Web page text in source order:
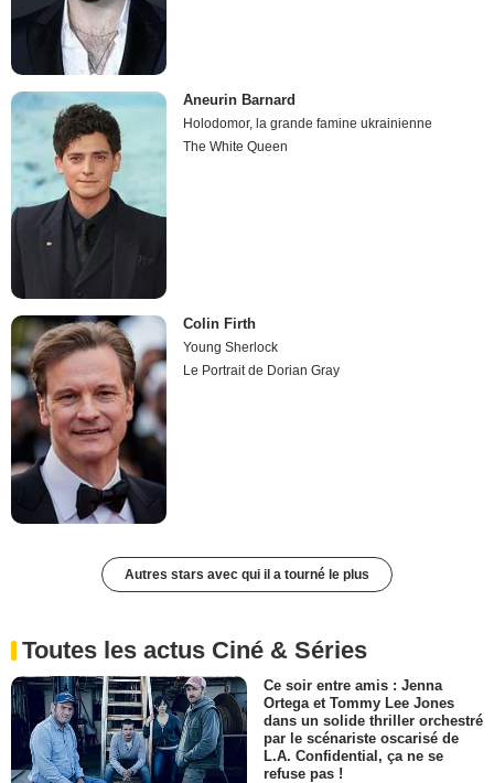
Aneurin Barnard
Holodomor, la grande famine ukrainienne
The White Queen
Colin Firth
Young Sherlock
Le Portrait de Dorian Gray
Autres stars avec qui il a tourné le plus
Toutes les actus Ciné & Séries
Ce soir entre amis : Jenna
Ortega et Tommy Lee Jones
dans un solide thriller orchestré
par le scénariste oscarisé de
L.A. Confidential, ça ne se
refuse pas !